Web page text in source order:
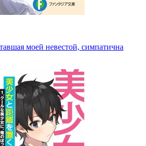
моей невестой, симпатична